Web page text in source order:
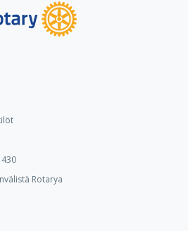
Rotarya